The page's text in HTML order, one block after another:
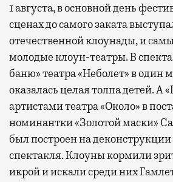
1 августа, в основной день
сценах до самого заката
отечественной клоунады, и
молодые клоун-театры. В
баню» театра «Неболет» в один
оказалась целая толпа детей. А
артистами театра «Около» в
номинантки «Золотой маски»
был построен на
спектакля. Клоуны кормили
икрой и искали среди них